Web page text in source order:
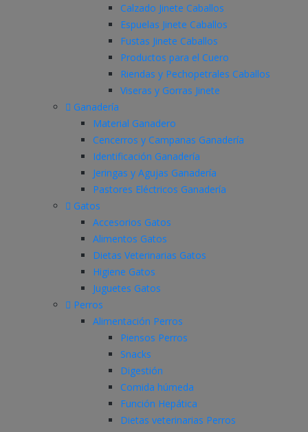
Calzado Jinete Caballos
Espuelas Jinete Caballos
Fustas Jinete Caballos
Productos para el Cuero
Riendas y Pechopetrales Caballos
Viseras y Gorras Jinete
Ganadería
Material Ganadero
Cencerros y Campanas Ganadería
Identificación Ganadería
Jeringas y Agujas Ganadería
Pastores Eléctricos Ganadería
Gatos
Accesorios Gatos
Alimentos Gatos
Dietas Veterinarias Gatos
Higiene Gatos
Juguetes Gatos
Perros
Alimentación Perros
Piensos Perros
Snacks
Digestión
Comida húmeda
Función Hepática
Dietas veterinarias Perros